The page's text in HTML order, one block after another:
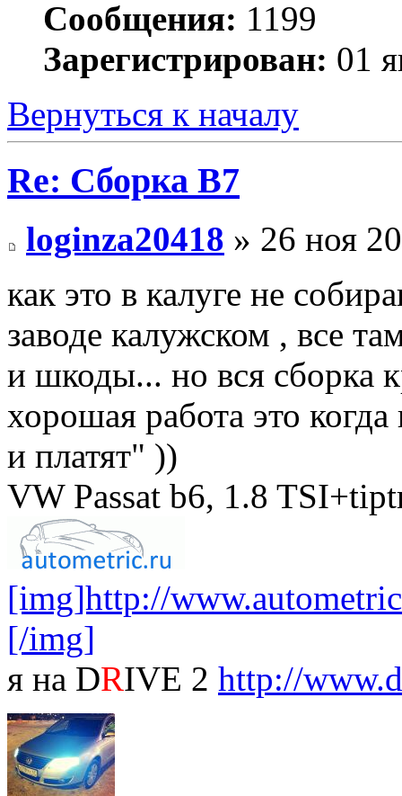
Сообщения: 1199
Зарегистрирован: 01
Вернуться к началу
Re: Сборка B7
loginza20418 » 26 ноя
как это в калуге не
заводе калужском , все
и шкоды... но вся сборка
хорошая работа это
и платят" ))
VW Passat b6, 1.8
[img]http://
[/img]
я на DRIVE 2 http://